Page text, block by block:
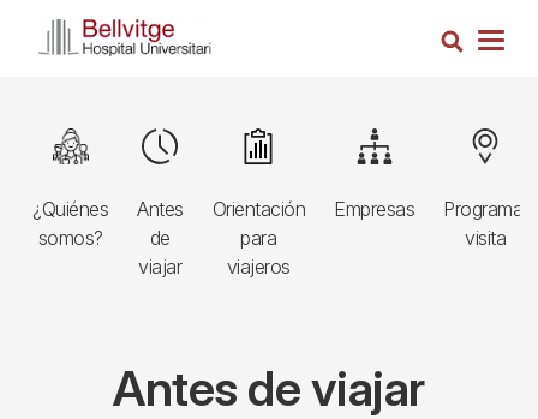
Busca
Navegació
principal
3r
¿Quiénes
somos?
Image
Antes
de
viajar
Image
Orientación
para
viajeros
Image
Empresas
Image
Programar
visita
Image
Antes de viajar